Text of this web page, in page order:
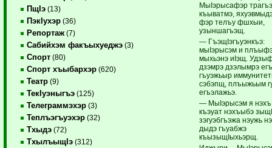
ПщIэ (13)
ПэкIухэр (36)
Репортаж (7)
Сабийхэм факъыхуеджэ (3)
Спорт (80)
Спорт хъыбархэр (620)
Театр (9)
ТекIуэныгъэ (125)
Телеграммэхэр (3)
Теплъэгъуэхэр (32)
Тхыдэ (72)
ТхылъыщIэ (312)
МыIэрысафэр
къыватмэ,
фэр телъу фшхыи,
узыншагъэщ.
— ГъэщIэгъуэнкъэ:
мыIэрысэм и
мыхьэнэ иIэщ.
дзэмрэ дзэлымрэ
гъуэжьыр
сэбэпщ, плъыжьым
егъэлажьэ.
— МыIэрысэм я
къэуат нэхъыбэ
зэгуэбгъэжа нэужь
дыдэ гъуабжэ
къызыщIыхьэрщ.